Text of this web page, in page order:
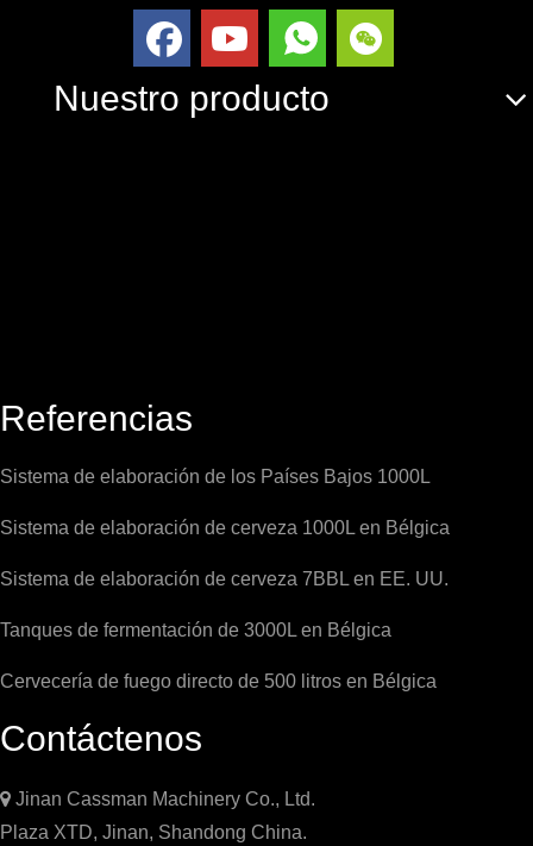
Nuestro producto
Referencias
Sistema de elaboración de los Países Bajos 1000L
Sistema de elaboración de cerveza 1000L en Bélgica
Sistema de elaboración de cerveza 7BBL en EE. UU.
Tanques de fermentación de 3000L en Bélgica
Cervecería de fuego directo de 500 litros en Bélgica
Contáctenos
 Jinan Cassman Machinery Co., Ltd.
Plaza XTD, Jinan, Shandong China.